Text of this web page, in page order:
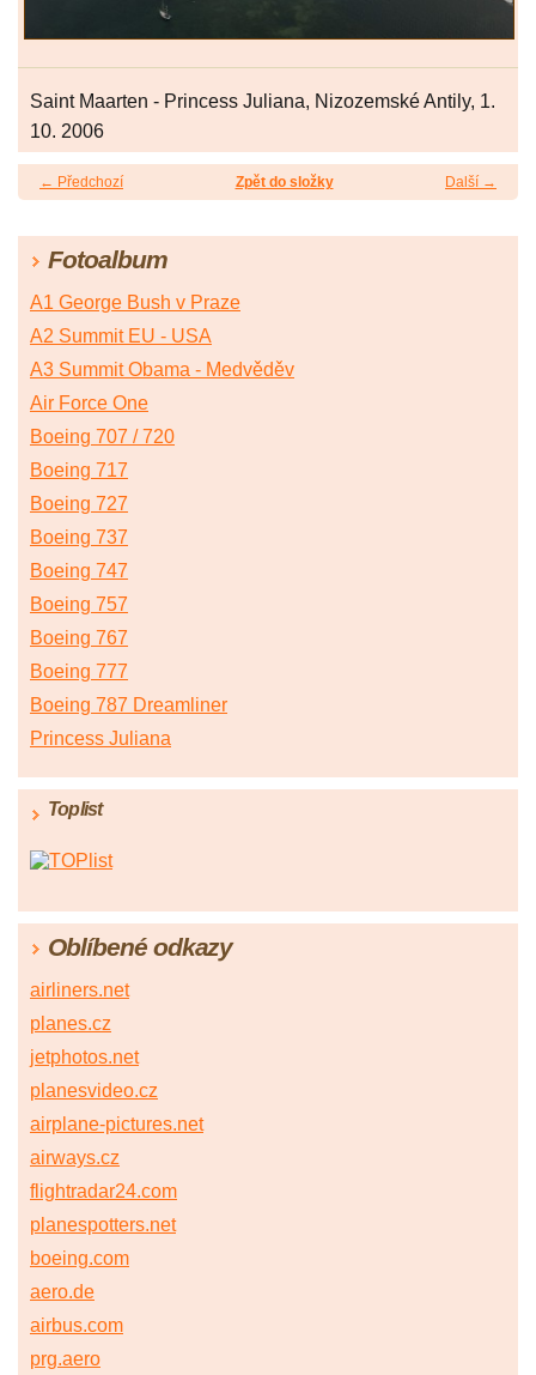
Saint Maarten - Princess Juliana, Nizozemské Antily, 1.
10. 2006
← Předchozí Další →
Zpět do složky
Fotoalbum
A1 George Bush v Praze
A2 Summit EU - USA
A3 Summit Obama - Medvěděv
Air Force One
Boeing 707 / 720
Boeing 717
Boeing 727
Boeing 737
Boeing 747
Boeing 757
Boeing 767
Boeing 777
Boeing 787 Dreamliner
Princess Juliana
Toplist
Oblíbené odkazy
airliners.net
planes.cz
jetphotos.net
planesvideo.cz
airplane-pictures.net
airways.cz
flightradar24.com
planespotters.net
boeing.com
aero.de
airbus.com
prg.aero